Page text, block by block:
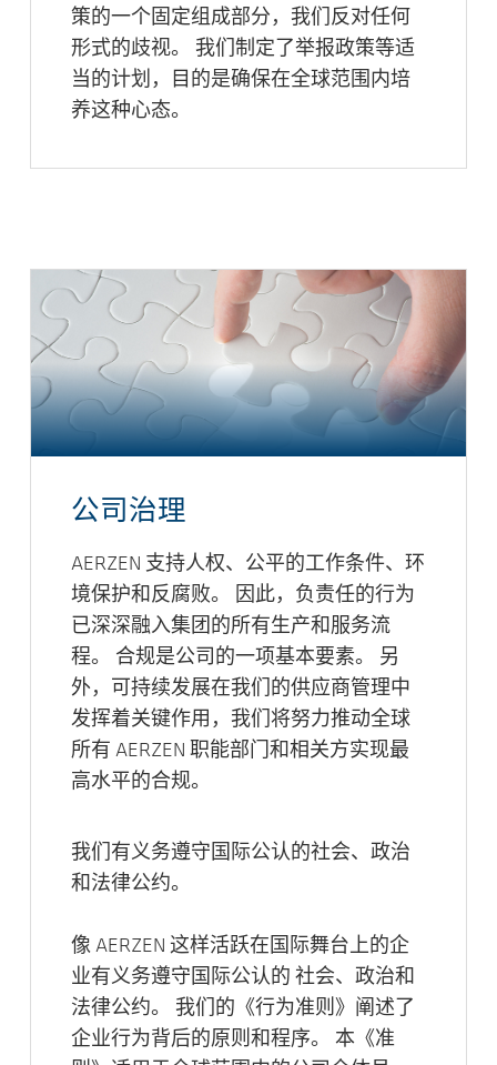
策的一个固定组成部分，我们反对任何
形式的歧视。 我们制定了举报政策等适
当的计划，目的是确保在全球范围内培
养这种心态。
公司治理
AERZEN 支持人权、公平的工作条件、环
境保护和反腐败。 因此，负责任的行为
已深深融入集团的所有生产和服务流
程。 合规是公司的一项基本要素。 另
外，可持续发展在我们的供应商管理中
发挥着关键作用，我们将努力推动全球
所有 AERZEN 职能部门和相关方实现最
高水平的合规。
我们有义务遵守国际公认的社会、政治
和法律公约。
像 AERZEN 这样活跃在国际舞台上的企
业有义务遵守国际公认的 社会、政治和
法律公约。 我们的《行为准则》阐述了
企业行为背后的原则和程序。 本《准